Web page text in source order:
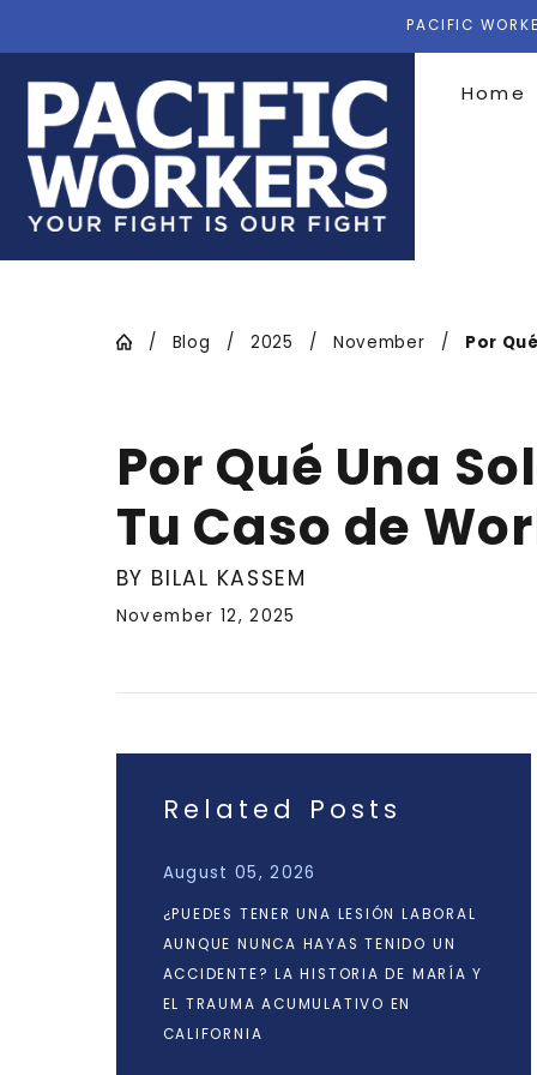
PACIFIC
Home
Blog 2025 November Por
Por Qué Una
Tu Caso de
BY BILAL KASSEM
November 12, 2025
Related Posts
August 05, 2026
¿PUEDES TENER UNA LESIÓN LABORAL
AUNQUE NUNCA HAYAS TENIDO UN
ACCIDENTE? LA HISTORIA DE MARÍA Y
EL TRAUMA ACUMULATIVO EN
CALIFORNIA